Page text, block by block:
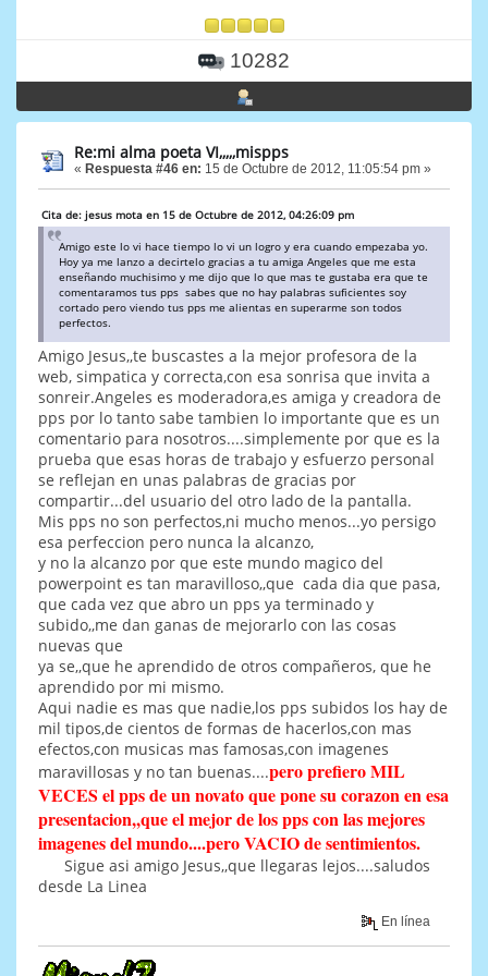
10282
Re:mi alma poeta VI,,,,,mispps
« Respuesta #46 en: 15 de Octubre de 2012, 11:05:54 pm »
Cita de: jesus mota en 15 de Octubre de 2012, 04:26:09 pm
Amigo este lo vi hace tiempo lo vi un logro y era cuando empezaba yo.
Hoy ya me lanzo a decirtelo gracias a tu amiga Angeles que me esta
enseñando muchisimo y me dijo que lo que mas te gustaba era que te
comentaramos tus pps sabes que no hay palabras suficientes soy
cortado pero viendo tus pps me alientas en superarme son todos
perfectos.
Amigo Jesus,,te buscastes a la mejor profesora de la
web, simpatica y correcta,con esa sonrisa que invita a
sonreir.Angeles es moderadora,es amiga y creadora de
pps por lo tanto sabe tambien lo importante que es un
comentario para nosotros....simplemente por que es la
prueba que esas horas de trabajo y esfuerzo personal
se reflejan en unas palabras de gracias por
compartir...del usuario del otro lado de la pantalla.
Mis pps no son perfectos,ni mucho menos...yo persigo
esa perfeccion pero nunca la alcanzo,
y no la alcanzo por que este mundo magico del
powerpoint es tan maravilloso,,que cada dia que pasa,
que cada vez que abro un pps ya terminado y
subido,,me dan ganas de mejorarlo con las cosas
nuevas que
ya se,,que he aprendido de otros compañeros, que he
aprendido por mi mismo.
Aqui nadie es mas que nadie,los pps subidos los hay de
mil tipos,de cientos de formas de hacerlos,con mas
efectos,con musicas mas famosas,con imagenes
maravillosas y no tan buenas....pero prefiero MIL
VECES el pps de un novato que pone su corazon en esa
presentacion,,que el mejor de los pps con las mejores
imagenes del mundo....pero VACIO de sentimientos.
Sigue asi amigo Jesus,,que llegaras lejos....saludos
desde La Linea
En línea